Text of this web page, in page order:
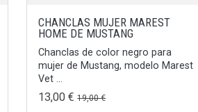
CHANCLAS MUJER MAREST
HOME DE MUSTANG
Chanclas de color negro para
mujer de Mustang, modelo Marest
Vet ...
13,00 €19,00 €